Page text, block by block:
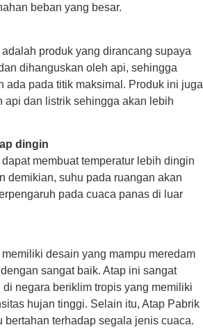
beban yang besar.
produk yang dirancang supaya
dihanguskan oleh api, sehingga
ada pada titik maksimal. Produk ini juga
api dan listrik sehingga akan lebih
dingin
membuat temperatur lebih dingin
demikian, suhu pada ruangan akan
pada cuaca panas di luar
desain yang mampu meredam
sangat baik. Atap ini sangat
negara beriklim tropis yang memiliki
hujan tinggi. Selain itu, Atap Pabrik
bertahan terhadap segala jenis cuaca.